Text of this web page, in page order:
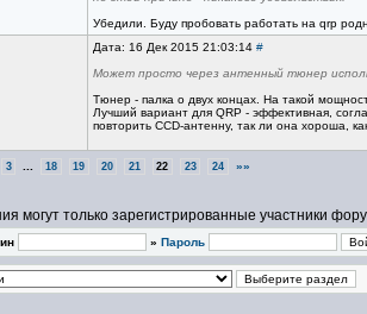
Убедили. Буду пробовать работать на qrp
Дата: 16 Дек 2015 21:03:14 #
Может просто через антенный тюнер
Тюнер - палка о двух концах. На такой
Лучший вариант для QRP - эффективная,
повторить CCD-антенну, так ли она хороша,
3 18 19 20 21 22 23 24 »»
могут только зарегистрированные участники
» Пароль